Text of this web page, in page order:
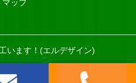
マップ
います！(エルデザイン)